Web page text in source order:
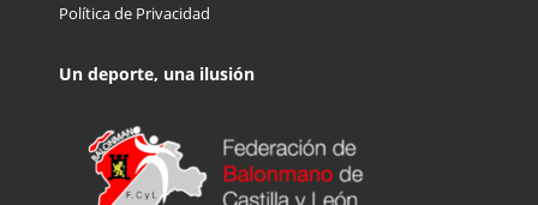
Política de Privacidad
Un deporte, una ilusión